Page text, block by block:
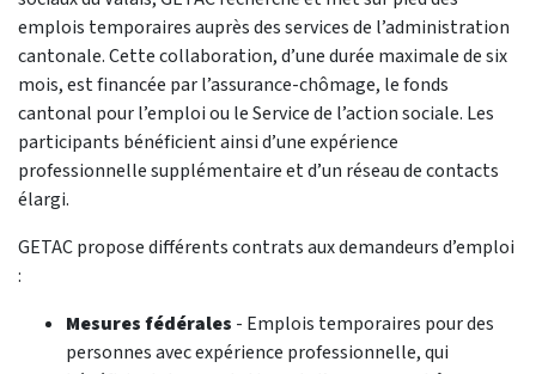
emplois temporaires auprès des services de l’administration
cantonale. Cette collaboration, d’une durée maximale de six
mois, est financée par l’assurance-chômage, le fonds
cantonal pour l’emploi ou le Service de l’action sociale. Les
participants bénéficient ainsi d’une expérience
professionnelle supplémentaire et d’un réseau de contacts
élargi.
GETAC propose différents contrats aux demandeurs d’emploi
:
Mesures fédérales - Emplois temporaires pour des
personnes avec expérience professionnelle, qui